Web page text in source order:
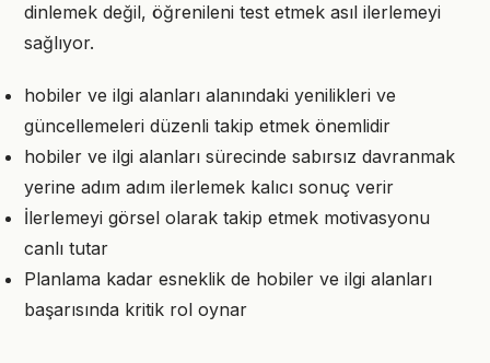
dinlemek değil, öğrenileni test etmek asıl ilerlemeyi
sağlıyor.
hobiler ve ilgi alanları alanındaki yenilikleri ve
güncellemeleri düzenli takip etmek önemlidir
hobiler ve ilgi alanları sürecinde sabırsız davranmak
yerine adım adım ilerlemek kalıcı sonuç verir
İlerlemeyi görsel olarak takip etmek motivasyonu
canlı tutar
Planlama kadar esneklik de hobiler ve ilgi alanları
başarısında kritik rol oynar